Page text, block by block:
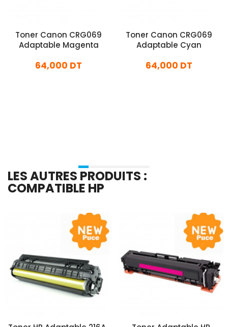
Toner Canon CRG069
Adaptable Magenta
64,000 DT
Toner Canon CRG069
Adaptable Cyan
64,000 DT
LES AUTRES PRODUITS :
COMPATIBLE HP